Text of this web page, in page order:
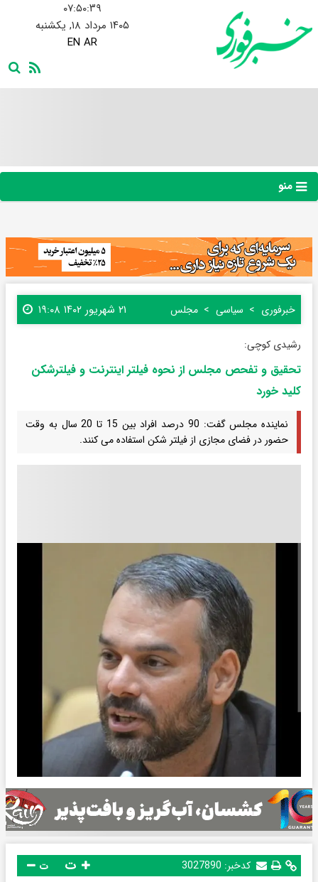
۰۷:۵۰:۴۰
۱۴۰۵ مرداد ۱۸, یکشنبه
EN AR
منو
خبرفوری سیاسی مجلس ۲۱ شهریور ۱۴۰۲ ۱۹:۰۸
رشیدی کوچی:
تحقیق و تفحص مجلس از نحوه فیلتر اینترنت و فیلترشکن
کلید خورد
نماینده مجلس گفت: 90 درصد افراد بین 15 تا 20 سال به وقت
حضور در فضای مجازی از فیلتر شکن استفاده می کنند.
کدخبر: 3027890 ت